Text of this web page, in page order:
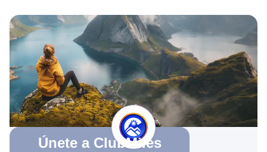
Únete a ClubMiles